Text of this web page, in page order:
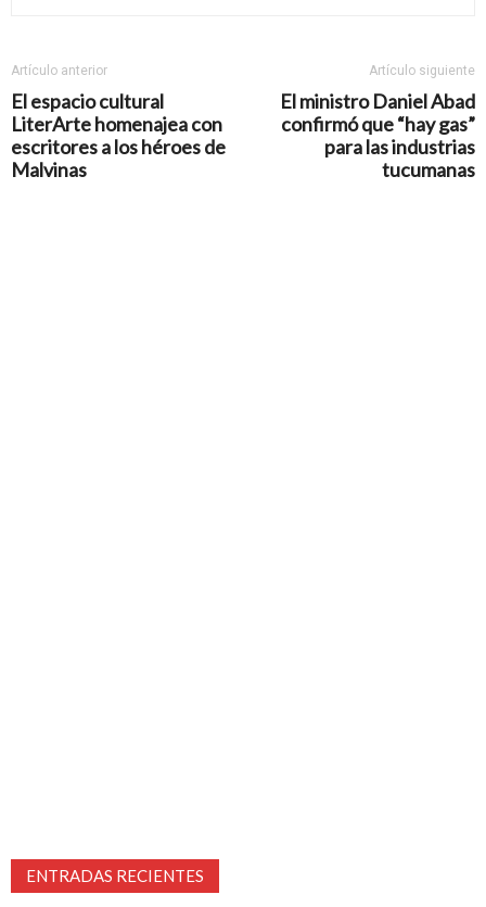
Artículo anterior
El espacio cultural
LiterArte homenajea con
escritores a los héroes de
Malvinas
Artículo siguiente
El ministro Daniel Abad
confirmó que “hay gas”
para las industrias
tucumanas
ENTRADAS RECIENTES